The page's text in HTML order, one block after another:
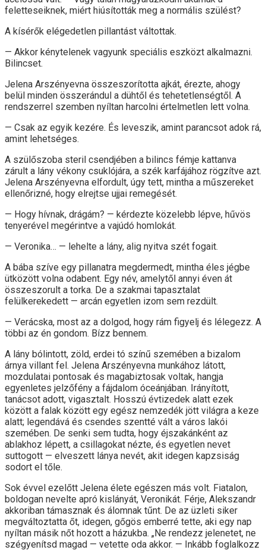
feletteseiknek, miért hiúsították meg a normális szülést?
A kísérők elégedetlen pillantást váltottak.
— Akkor kénytelenek vagyunk speciális eszközt alkalmazni.
Bilincset.
Jelena Arszényevna összeszorította ajkát, érezte, ahogy
belül minden összerándul a dühtől és tehetetlenségtől. A
rendszerrel szemben nyíltan harcolni értelmetlen lett volna.
— Csak az egyik kezére. És leveszik, amint parancsot adok rá,
amint lehetséges.
A szülőszoba steril csendjében a bilincs fémje kattanva
zárult a lány vékony csuklójára, a szék karfájához rögzítve azt.
Jelena Arszényevna elfordult, úgy tett, mintha a műszereket
ellenőrizné, hogy elrejtse ujjai remegését.
— Hogy hívnak, drágám? — kérdezte közelebb lépve, hűvös
tenyerével megérintve a vajúdó homlokát.
— Veronika… — lehelte a lány, alig nyitva szét fogait.
A bába szíve egy pillanatra megdermedt, mintha éles jégbe
ütközött volna odabent. Egy név, amelytől annyi éven át
összeszorult a torka. De a szakmai tapasztalat
felülkerekedett — arcán egyetlen izom sem rezdült.
— Verácska, most az a dolgod, hogy rám figyelj és lélegezz. A
többi az én gondom. Bízz bennem.
A lány bólintott, zöld, erdei tó színű szemében a bizalom
árnya villant fel. Jelena Arszényevna munkához látott,
mozdulatai pontosak és magabiztosak voltak, hangja
egyenletes jelzőfény a fájdalom óceánjában. Irányított,
tanácsot adott, vigasztalt. Hosszú évtizedek alatt ezek
között a falak között egy egész nemzedék jött világra a keze
alatt; legendává és csendes szentté vált a város lakói
szemében. De senki sem tudta, hogy éjszakánként az
ablakhoz lépett, a csillagokat nézte, és egyetlen nevet
suttogott — elveszett lánya nevét, akit idegen kapzsiság
sodort el tőle.
Sok évvel ezelőtt Jelena élete egészen más volt. Fiatalon,
boldogan nevelte apró kislányát, Veronikát. Férje, Alekszandr
akkoriban támasznak és álomnak tűnt. De az üzleti siker
megváltoztatta őt, idegen, gőgös emberré tette, aki egy nap
nyíltan másik nőt hozott a házukba. „Ne rendezz jelenetet, ne
szégyenítsd magad — vetette oda akkor. — Inkább foglalkozz